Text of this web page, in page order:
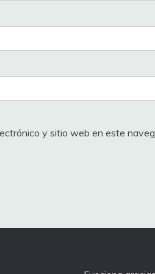
y sitio web en este